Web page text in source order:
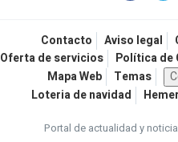
Contacto Aviso legal
Oferta de servicios
Política de
Mapa Web
Temas
Loteria de navidad
Portal de actualidad y